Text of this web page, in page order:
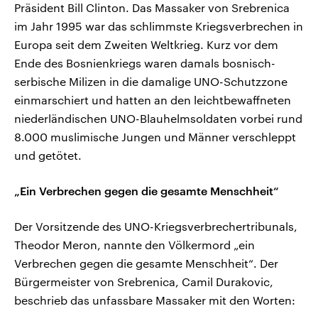
Präsident Bill Clinton. Das Massaker von Srebrenica
im Jahr 1995 war das schlimmste Kriegsverbrechen in
Europa seit dem Zweiten Weltkrieg. Kurz vor dem
Ende des Bosnienkriegs waren damals bosnisch-
serbische Milizen in die damalige UNO-Schutzzone
einmarschiert und hatten an den leichtbewaffneten
niederländischen UNO-Blauhelmsoldaten vorbei rund
8.000 muslimische Jungen und Männer verschleppt
und getötet.
„Ein Verbrechen gegen die gesamte Menschheit“
Der Vorsitzende des UNO-Kriegsverbrechertribunals,
Theodor Meron, nannte den Völkermord „ein
Verbrechen gegen die gesamte Menschheit“. Der
Bürgermeister von Srebrenica, Camil Durakovic,
beschrieb das unfassbare Massaker mit den Worten: